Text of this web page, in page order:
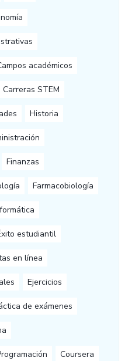
académicos
Carreras STEM
Historia
Finanzas
Farmacobiología
estudiantil
en línea
Ejercicios
de exámenes
Coursera